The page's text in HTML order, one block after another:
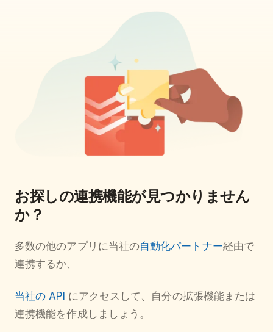
お探しの連携機能が見つかりません
か？
多数の他のアプリに当社の自動化パートナー経由で
連携するか、
当社の API にアクセスして、自分の拡張機能または
連携機能を作成しましょう。